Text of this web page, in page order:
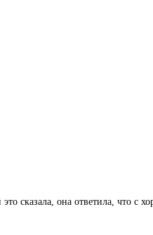
сказала, она ответила, что с